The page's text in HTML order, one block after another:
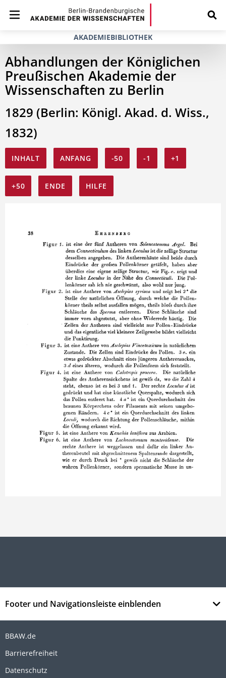
AKADEMIEBIBLIOTHEK
Abhandlungen der Königlichen
Preußischen Akademie der
Wissenschaften zu Berlin
1829 (Berlin: Königl. Akad. d. Wiss.,
1832)
INHALT ANFANG -50 -1 +1
+50 ENDE HILFE
Footer und Navigationsleiste einblenden
BBAW.de
Barrierefreiheit
Datenschutz